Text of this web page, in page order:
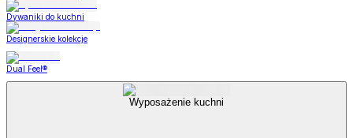
Dywaniki do kuchni
Designerskie kolekcje
Dual Feel®
Wyposażenie kuchni